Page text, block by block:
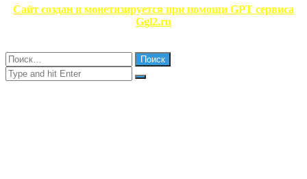
Facebook
Twitter
WhatsApp
Telegram
Сайт создан и монетизируется при помощи GPT сервиса
Ggl2.ru
Close
Найти:
Close
Search